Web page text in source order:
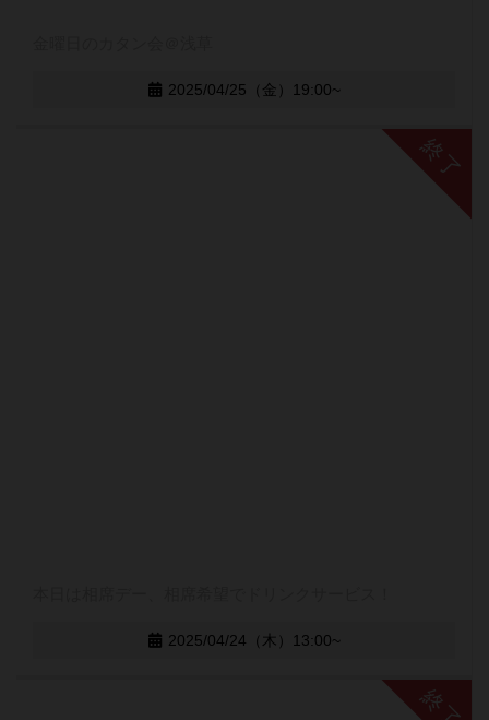
2025/04/25（金）19:00~
終了
2025/04/24（木）13:00~
終了